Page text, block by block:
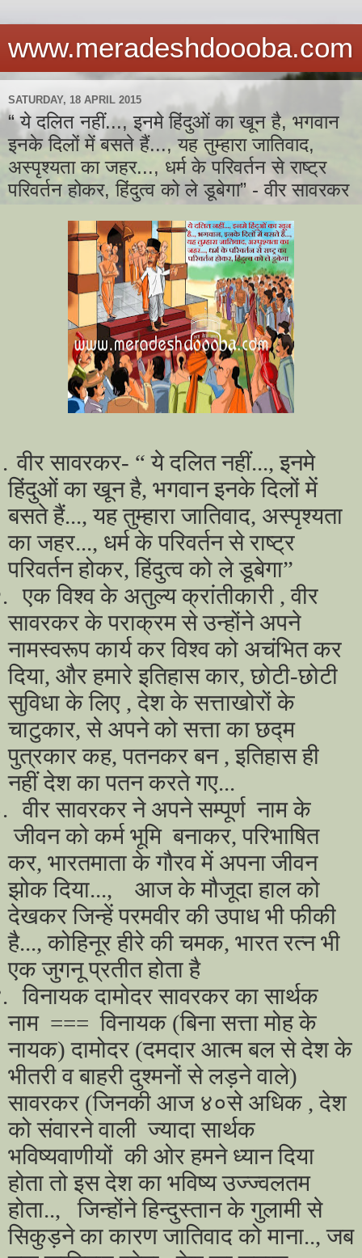
www.meradeshdoooba.com
SATURDAY, 18 APRIL 2015
“ ये दलित नहीं..., इनमे हिंदुओं का खून है, भगवान
इनके दिलों में बसते हैं..., यह तुम्हारा जातिवाद,
अस्पृश्यता का जहर..., धर्म के परिवर्तन से राष्ट्र
परिवर्तन होकर, हिंदुत्व को ले डूबेगा” - वीर सावरकर
वीर सावरकर- “ ये दलित नहीं..., इनमे
हिंदुओं का खून है, भगवान इनके दिलों में
बसते हैं..., यह तुम्हारा जातिवाद, अस्पृश्यता
का जहर..., धर्म के परिवर्तन से राष्ट्र
परिवर्तन होकर, हिंदुत्व को ले डूबेगा”
एक विश्व के अतुल्य क्रांतीकारी , वीर
सावरकर के पराक्रम से उन्होंने अपने
नामस्वरूप कार्य कर विश्व को अचंभित कर
दिया, और हमारे इतिहास कार, छोटी-छोटी
सुविधा के लिए , देश के सत्ताखोरों के
चाटुकार, से अपने को सत्ता का छद्म
पुत्रकार कह, पतनकर बन , इतिहास ही
नहीं देश का पतन करते गए...
वीर सावरकर ने अपने सम्पूर्ण नाम के
जीवन को कर्म भूमि बनाकर, परिभाषित
कर, भारतमाता के गौरव में अपना जीवन
झोक दिया..., आज के मौजूदा हाल को
देखकर जिन्हें परमवीर की उपाध भी फीकी
है..., कोहिनूर हीरे की चमक, भारत रत्न भी
एक जुगनू प्रतीत होता है
विनायक दामोदर सावरकर का सार्थक
नाम === विनायक (बिना सत्ता मोह के
नायक) दामोदर (दमदार आत्म बल से देश के
भीतरी व बाहरी दुश्मनों से लड़ने वाले)
सावरकर (जिनकी आज ४०से अधिक , देश
को संवारने वाली ज्यादा सार्थक
भविष्यवाणीयों की ओर हमने ध्यान दिया
होता तो इस देश का भविष्य उज्ज्वलतम
होता.., जिन्होंने हिन्दुस्तान के गुलामी से
सिकुड़ने का कारण जातिवाद को माना.., जब